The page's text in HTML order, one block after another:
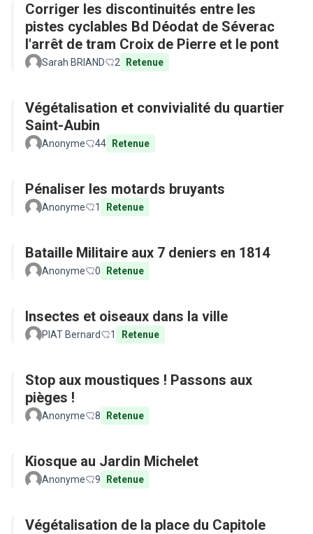
Corriger les discontinuités entre les
pistes cyclables Bd Déodat de Séverac
l'arrêt de tram Croix de Pierre et le pont
Sarah BRIAND 2 Retenue
Végétalisation et convivialité du quartier
Saint-Aubin
Anonyme 44 Retenue
Pénaliser les motards bruyants
Anonyme 1 Retenue
Bataille Militaire aux 7 deniers en 1814
Anonyme 0 Retenue
Insectes et oiseaux dans la ville
PIAT Bernard 1 Retenue
Stop aux moustiques ! Passons aux
pièges !
Anonyme 8 Retenue
Kiosque au Jardin Michelet
Anonyme 9 Retenue
Végétalisation de la place du Capitole